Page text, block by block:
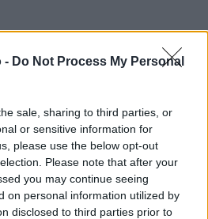
- Do Not Process My Personal
sale, sharing to third parties, or
or sensitive information for
please use the below opt-out
Please note that after your
you may continue seeing
on personal information utilized by
disclosed to third parties prior to